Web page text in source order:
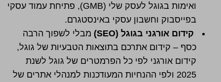
ואימות בגוגל לעסק שלי (GMB), פתיחת עמוד עסקי
בפייסבוק וחשבון עסקי באינסטגרם.
קידום אורגני בגוגל (SEO)
מבלי לשפוך הרבה
כסף – קידום אתרכם בתוצאות הטבעיות של גוגל,
קידום אורגני לפי כל הפרמטרים של גוגל לשנת
2025 ולפי ההנחיות המעודכנות למנהלי אתרים של